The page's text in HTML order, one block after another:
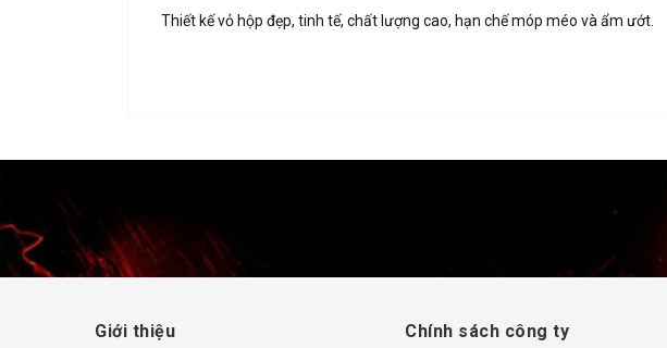
Thiết kế vỏ hộp đẹp, tinh tế, chất lượng cao, hạn chế móp méo và ẩm ướt.
Giới thiệu Chính sách công ty